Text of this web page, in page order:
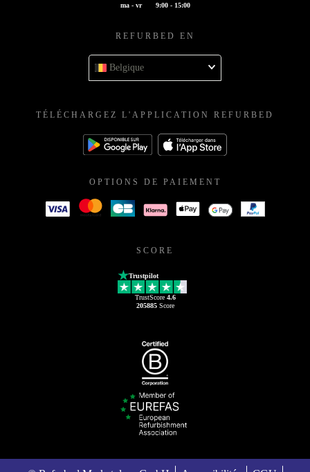
ma - vr 9:00 - 15:00
REFURBED EN
Belgique
TÉLÉCHARGEZ L'APPLICATION REFURBED
OPTIONS DE PAIEMENT
SCORE
Trustpilot
TrustScore 4.6
205885Score